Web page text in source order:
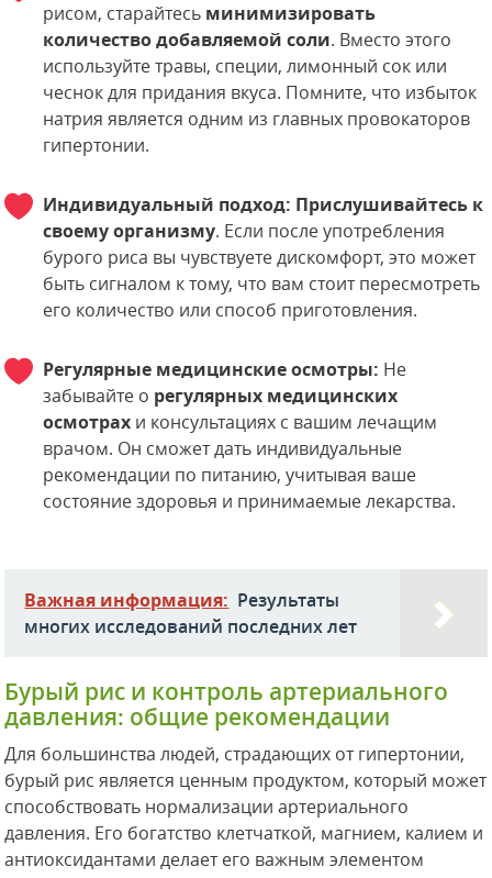
рисом, старайтесь минимизировать
количество добавляемой соли. Вместо этого
используйте травы, специи, лимонный сок или
чеснок для придания вкуса. Помните, что избыток
натрия является одним из главных провокаторов
гипертонии.
Индивидуальный подход: Прислушивайтесь к
своему организму. Если после употребления
бурого риса вы чувствуете дискомфорт, это может
быть сигналом к тому, что вам стоит пересмотреть
его количество или способ приготовления.
Регулярные медицинские осмотры: Не
забывайте о регулярных медицинских
осмотрах и консультациях с вашим лечащим
врачом. Он сможет дать индивидуальные
рекомендации по питанию, учитывая ваше
состояние здоровья и принимаемые лекарства.
Важная информация: Результаты
многих исследований последних лет
Бурый рис и контроль артериального
давления: общие рекомендации
Для большинства людей, страдающих от гипертонии,
бурый рис является ценным продуктом, который может
способствовать нормализации артериального
давления. Его богатство клетчаткой, магнием, калием и
антиоксидантами делает его важным элементом